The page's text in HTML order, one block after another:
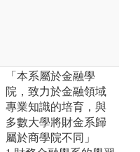
「本系屬於金融學
院，致力於金融領域
專業知識的培育，與
多數大學將財金系歸
屬於商學院不同」